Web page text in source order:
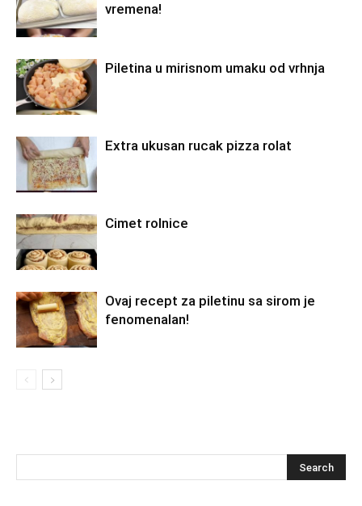
vremena!
Piletina u mirisnom umaku od vrhnja
Extra ukusan rucak pizza rolat
Cimet rolnice
Ovaj recept za piletinu sa sirom je
fenomenalan!